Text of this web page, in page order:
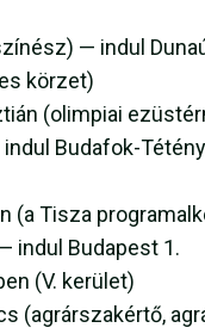
— indul
körzet)
(olimpiai
Budafok-
(a Tisza
indul Budapest 1.
(V. kerület)
(agrárszakértő,